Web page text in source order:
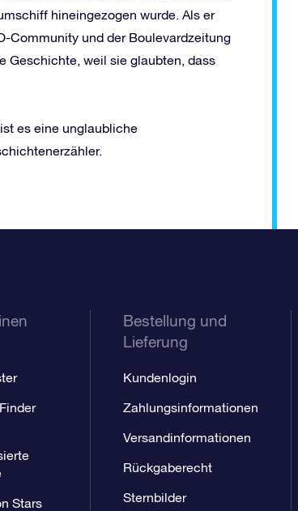
hineingezogen wurde. Als er
Community und der Boulevardzeitung
Geschichte, weil sie glaubten, dass
es eine unglaubliche
Stars
Bestellung und
Lieferung
Kundenlogin
Zahlungsinformationen
Versandinformationen
Rückgaberecht
Sternbilder